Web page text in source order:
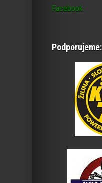
Facebook
Podporujeme: